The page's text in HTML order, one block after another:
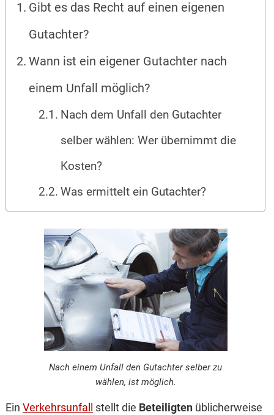
Gibt es das Recht auf einen eigenen
Gutachter?
Wann ist ein eigener Gutachter nach
einem Unfall möglich?
Nach dem Unfall den Gutachter
selber wählen: Wer übernimmt die
Kosten?
Was ermittelt ein Gutachter?
Nach einem Unfall den Gutachter selber zu
wählen, ist möglich.
Ein Verkehrsunfall stellt die Beteiligtenüblicherweise